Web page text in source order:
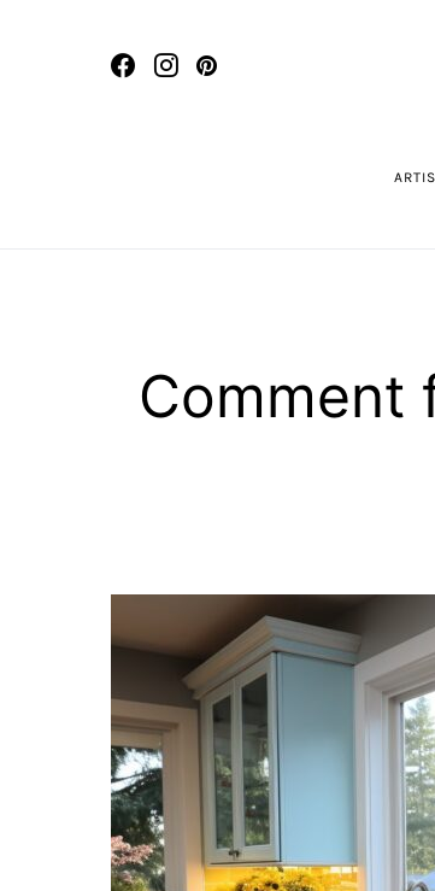
Comment